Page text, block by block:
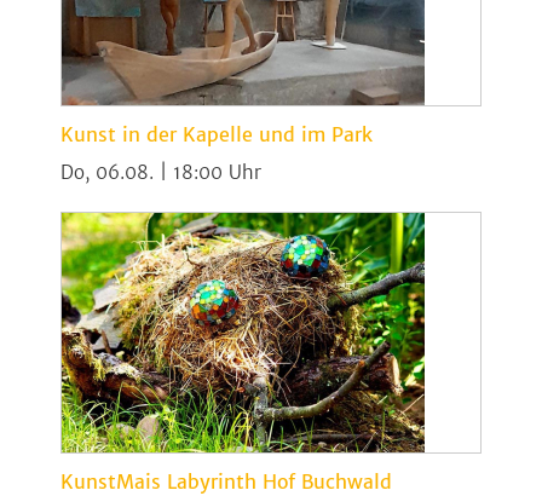
Kunst in der Kapelle und im Park
Do, 06.08. | 18:00
KunstMais Labyrinth Hof Buchwald